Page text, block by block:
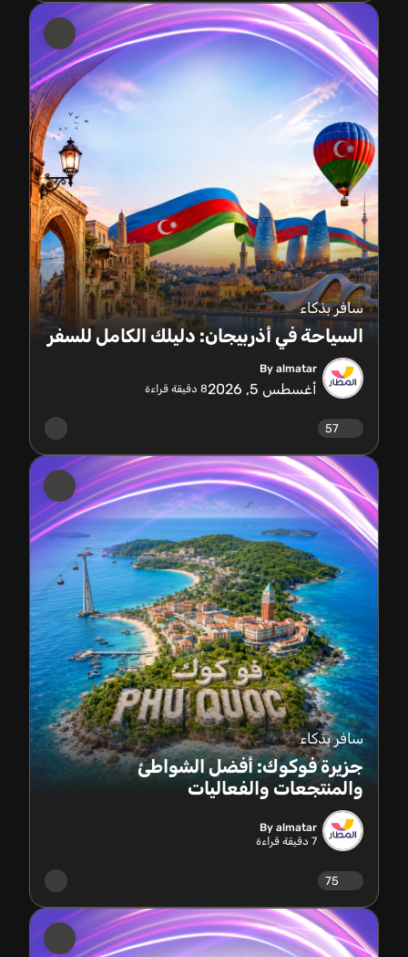
سافر بذكاء
السياحة في أذربيجان: دليلك الكامل للسفر
By almatar
أغسطس 5, 2026 8 دقيقة قراءة
57
سافر بذكاء
جزيرة فوكوك: أفضل الشواطئ
والمنتجعات والفعاليات
By almatar
7 دقيقة قراءة